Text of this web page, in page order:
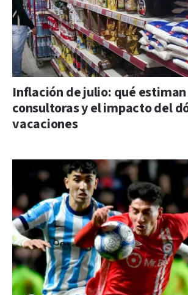
Inflación de julio: qué
consultoras y el impacto del
vacaciones